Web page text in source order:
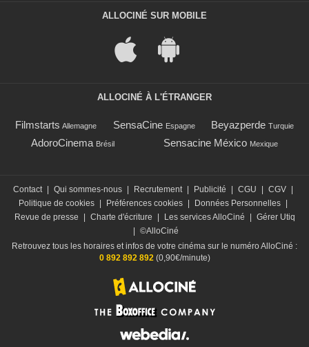
ALLOCINÉ SUR MOBILE
ALLOCINÉ À L'ÉTRANGER
Filmstarts Allemagne SensaCine Espagne Beyazperde Turquie
AdoroCinema Brésil Sensacine México Mexique
Contact Qui sommes-nous Recrutement Publicité CGU CGV
Politique de cookies
Préférences cookies Données Personnelles
Revue de presse
Charte d'écriture Les services AlloCiné
Gérer Utiq
©AlloCiné
Retrouvez tous les horaires et infos de votre cinéma sur le numéro AlloCiné :
0 892 892 892(0,90€/minute)